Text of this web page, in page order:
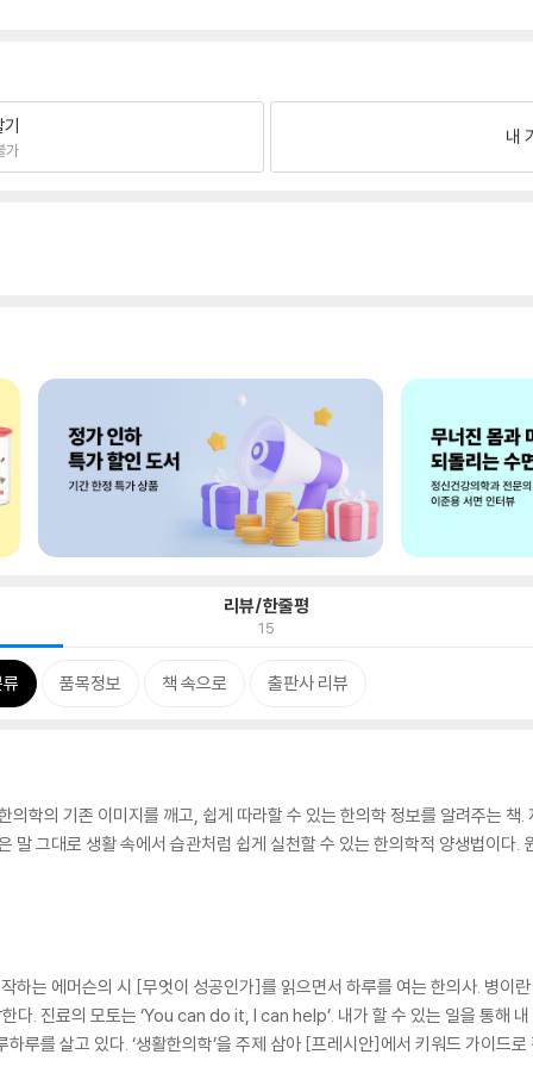
가
내
리뷰/한줄평
15
품목정보 책 속으로 출판사 리뷰
의학의 기존 이미지를 깨고, 쉽게 따라할 수 있는 한의학 정보를 알려주는
말 그대로 생활 속에서 습관처럼 쉽게 실천할 수 있는 한의학적 양생법이다
하는 에머슨의 시 [무엇이 성공인가]를 읽으면서 하루를 여는 한의사. 병이
다. 진료의 모토는 ‘You can do it, I can help’. 내가 할 수 있는 일을 통해
루를 살고 있다. ‘생활한의학’을 주제 삼아 [프레시안]에서 키워드 가이드로